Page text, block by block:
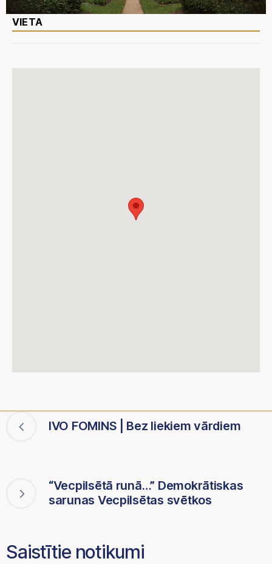
VIETA
IVO FOMINS | Bez liekiem vārdiem
“Vecpilsētā runā…” Demokrātiskas
sarunas Vecpilsētas svētkos
Saistītie notikumi